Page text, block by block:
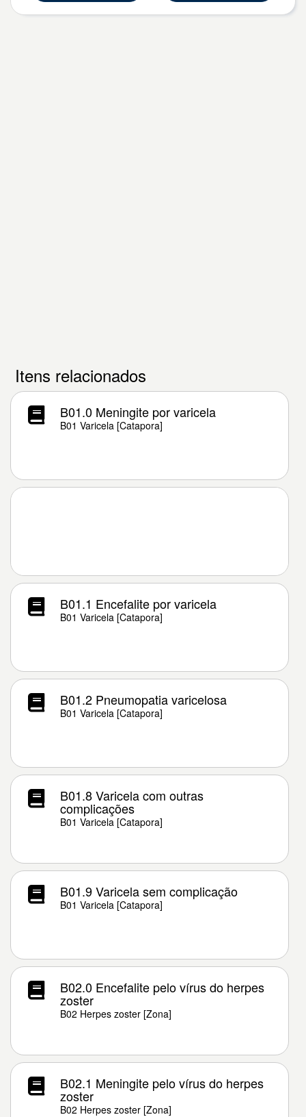
Itens relacionados
B01.0 Meningite por varicela
B01 Varicela [Catapora]
B01.1 Encefalite por varicela
B01 Varicela [Catapora]
B01.2 Pneumopatia varicelosa
B01 Varicela [Catapora]
B01.8 Varicela com outras
complicações
B01 Varicela [Catapora]
B01.9 Varicela sem complicação
B01 Varicela [Catapora]
B02.0 Encefalite pelo vírus do herpes
zoster
B02 Herpes zoster [Zona]
B02.1 Meningite pelo vírus do herpes
zoster
B02 Herpes zoster [Zona]